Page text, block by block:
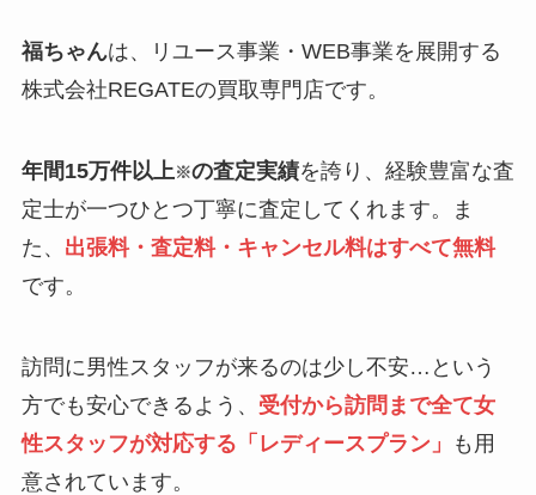
福ちゃんは、リユース事業・WEB事業を展開する
株式会社REGATEの買取専門店です。
年間15万件以上※の査定実績を誇り、経験豊富な査
定士が一つひとつ丁寧に査定してくれます。ま
た、 出張料・査定料・キャンセル料はすべて無料
です。
訪問に男性スタッフが来るのは少し不安…という
方でも安心できるよう、 受付から訪問まで全て女
性スタッフが対応する「レディースプラン」
も用
意されています。